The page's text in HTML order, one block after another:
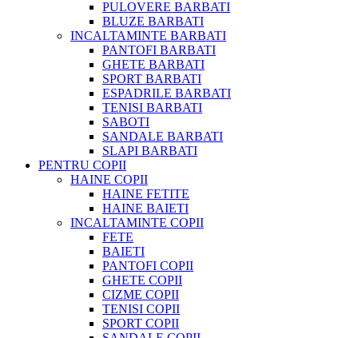
PULOVERE BARBATI
BLUZE BARBATI
INCALTAMINTE BARBATI
PANTOFI BARBATI
GHETE BARBATI
SPORT BARBATI
ESPADRILE BARBATI
TENISI BARBATI
SABOTI
SANDALE BARBATI
SLAPI BARBATI
PENTRU COPII
HAINE COPII
HAINE FETITE
HAINE BAIETI
INCALTAMINTE COPII
FETE
BAIETI
PANTOFI COPII
GHETE COPII
CIZME COPII
TENISI COPII
SPORT COPII